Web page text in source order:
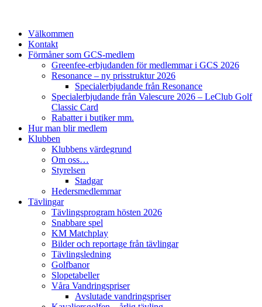
Välkommen
Kontakt
Förmåner som GCS-medlem
Greenfee-erbjudanden för medlemmar i GCS 2026
Resonance – ny prisstruktur 2026
Specialerbjudande från Resonance
Specialerbjudande från Valescure 2026 – LeClub Golf
Classic Card
Rabatter i butiker mm.
Hur man blir medlem
Klubben
Klubbens värdegrund
Om oss…
Styrelsen
Stadgar
Hedersmedlemmar
Tävlingar
Tävlingsprogram hösten 2026
Snabbare spel
KM Matchplay
Bilder och reportage från tävlingar
Tävlingsledning
Golfbanor
Slopetabeller
Våra Vandringspriser
Avslutade vandringspriser